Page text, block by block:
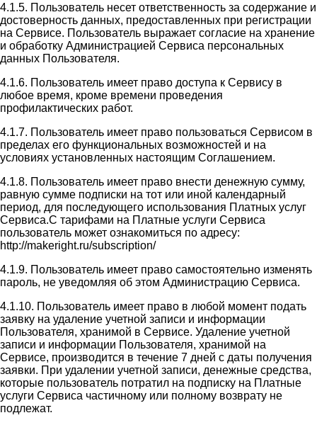
4.1.5. Пользователь несет ответственность за содержание и
достоверность данных, предоставленных при регистрации
на Сервисе. Пользователь выражает согласие на хранение
и обработку Администрацией Сервиса персональных
данных Пользователя.
4.1.6. Пользователь имеет право доступа к Сервису в
любое время, кроме времени проведения
профилактических работ.
4.1.7. Пользователь имеет право пользоваться Сервисом в
пределах его функциональных возможностей и на
условиях установленных настоящим Соглашением.
4.1.8. Пользователь имеет право внести денежную сумму,
равную сумме подписки на тот или иной календарный
период, для последующего использования Платных услуг
Сервиса.С тарифами на Платные услуги Сервиса
пользователь может ознакомиться по адресу:
http://makeright.ru/subscription/
4.1.9. Пользователь имеет право самостоятельно изменять
пароль, не уведомляя об этом Администрацию Сервиса.
4.1.10. Пользователь имеет право в любой момент подать
заявку на удаление учетной записи и информации
Пользователя, хранимой в Сервисе. Удаление учетной
записи и информации Пользователя, хранимой на
Сервисе, производится в течение 7 дней с даты получения
заявки. При удалении учетной записи, денежные средства,
которые пользователь потратил на подписку на Платные
услуги Сервиса частичному или полному возврату не
подлежат.